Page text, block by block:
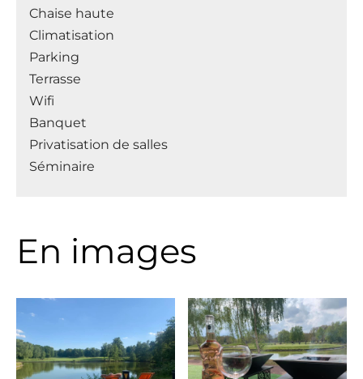
Chaise haute
Climatisation
Parking
Terrasse
Wifi
Banquet
Privatisation de salles
Séminaire
En images